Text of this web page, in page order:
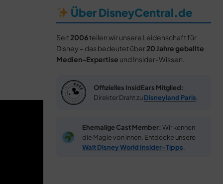
Über DisneyCentral.de
Seit 2006teilen wir unsere Leidenschaft für
Disney – das bedeutet über 20 Jahre geballte
Medien-Expertise und Insider-Wissen.
Offizielles InsidEars Mitglied:
Direkter Draht zuDisneyland Paris
Ehemalige Cast Member: Wir kennen
die Magie von innen. Entdecke unsere
Walt Disney World Insider-Tipps